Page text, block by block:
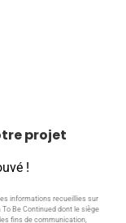
projet
!
informations recueillies sur
Be Continued dont le siège
fins de communication,